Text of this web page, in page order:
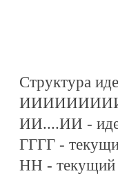
Структура
ИИ....ИИ -
ГГГГ -
НН - текущий